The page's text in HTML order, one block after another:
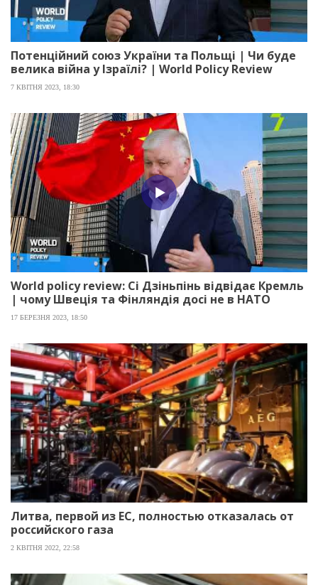
Потенційний союз України та Польщі | Чи буде
велика війна у Ізраїлі? | World Policy Review
7 КВІТНЯ 2023, 18:30
World policy review: Сі Дзіньпінь відвідає Кремль
| чому Швеція та Фінляндія досі не в НАТО
17 БЕРЕЗНЯ 2023, 18:50
Литва, первой из ЕС, полностью отказалась от
российского газа
2 КВІТНЯ 2022, 22:58